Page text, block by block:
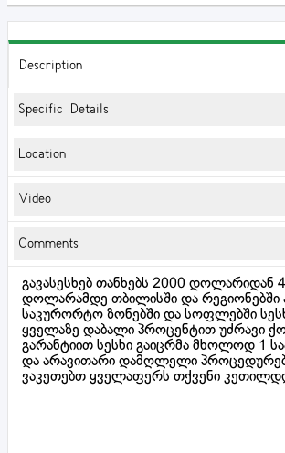
Description
Specific Details
Location
Video
Comments
გავასესხებ თანხებს 2000 დოლარიდან
დოლარამდე თბილისში და რეგიონებში
საკურორტო ზონებში და სოფლებში
ყველაზე დაბალი პროცენტით უძრავი
გარანტიით სესხი გაიცრმა მხოლოდ 1
და არავითარი დამღლელი
ვაკეთებთ ყველაფერს თქვენი